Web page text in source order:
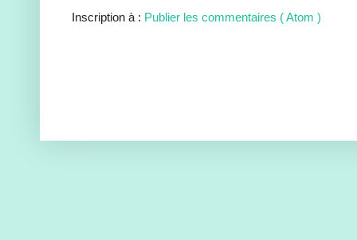
Inscription à : Publier les commentaires ( Atom )